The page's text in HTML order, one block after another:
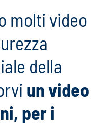
molti video
della
un video
per i